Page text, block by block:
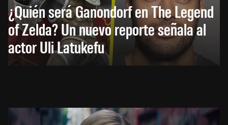
¿Quién será Ganondorf en The Legend
of Zelda? Un nuevo reporte señala al
actor Uli Latukefu